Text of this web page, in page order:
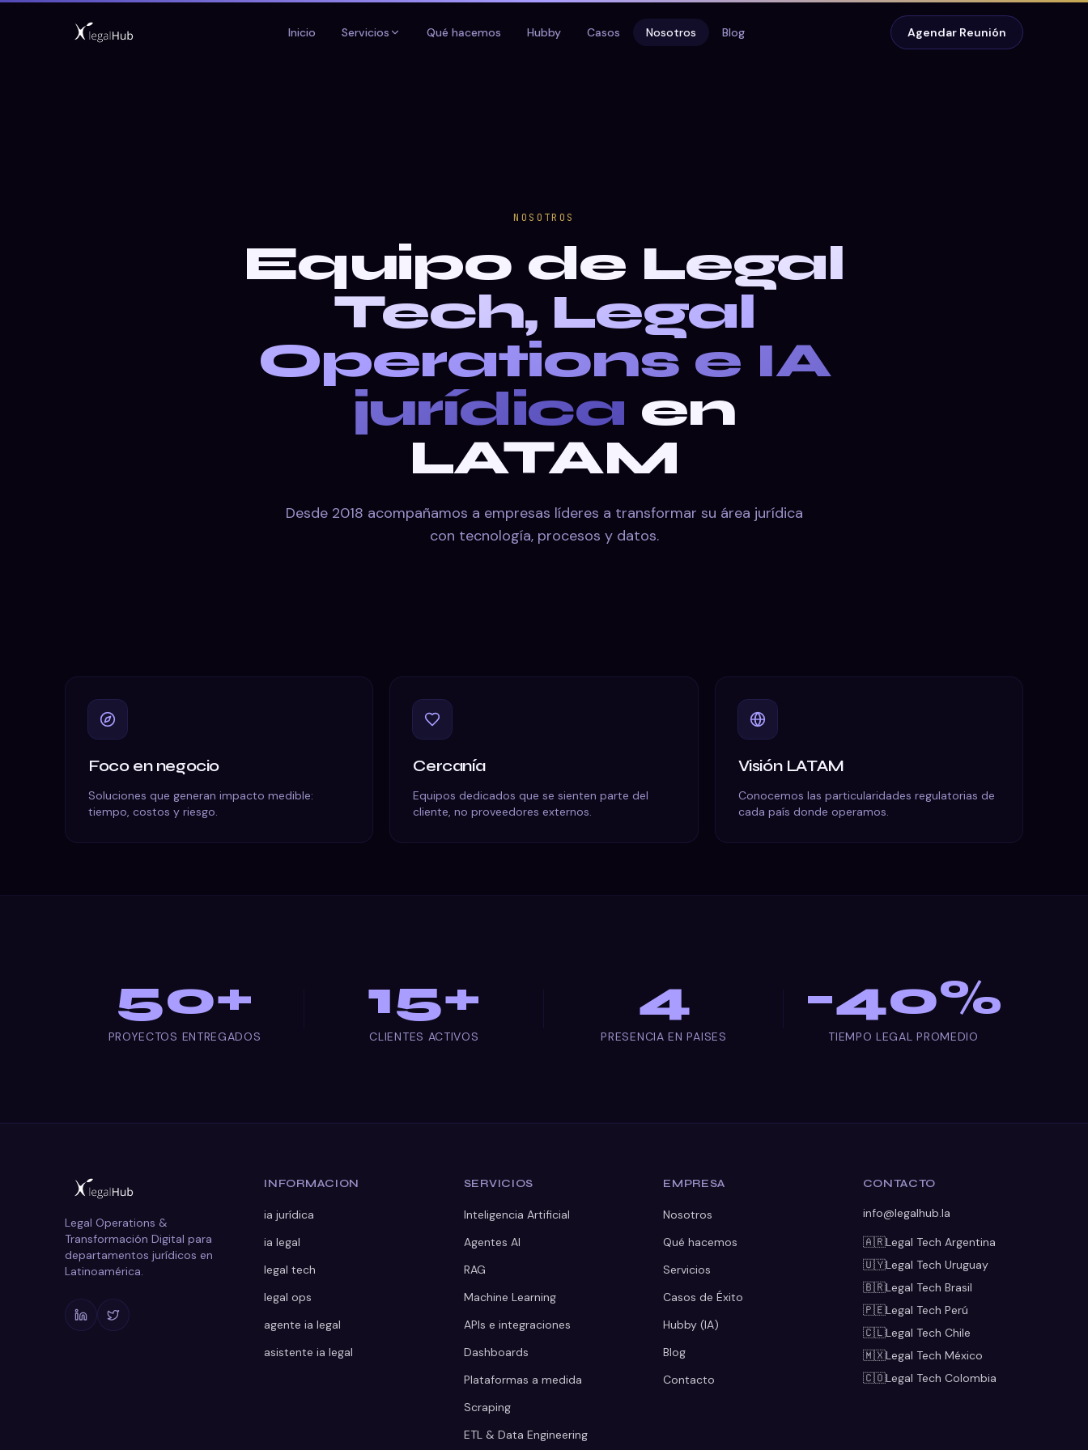
Inicio Servicios Qué hacemos Hubby Casos Nosotros Blog Agendar Reunión
NOSOTROS
Equipo de Legal
Tech, Legal
Operations e IA
jurídica en
LATAM
Desde 2018 acompañamos a empresas líderes a transformar su área jurídica
con tecnología, procesos y datos.
Foco en negocio
Soluciones que generan impacto medible:
tiempo, costos y riesgo.
Cercanía
Equipos dedicados que se sienten parte del
cliente, no proveedores externos.
Visión LATAM
Conocemos las particularidades regulatorias de
cada país donde operamos.
50+
PROYECTOS ENTREGADOS
15+
CLIENTES ACTIVOS
4
PRESENCIA EN PAISES
−40%
TIEMPO LEGAL PROMEDIO
Legal Operations &
Transformación Digital para
departamentos jurídicos en
Latinoamérica.
INFORMACION
ia jurídica
ia legal
legal tech
legal ops
agente ia legal
asistente ia legal
SERVICIOS
Inteligencia Artificial
Agentes AI
RAG
Machine Learning
APIs e integraciones
Dashboards
Plataformas a medida
Scraping
ETL & Data Engineering
EMPRESA
Nosotros
Qué hacemos
Servicios
Casos de Éxito
Hubby (IA)
Blog
Contacto
CONTACTO
info@legalhub.la
🇦🇷Legal Tech Argentina
🇺🇾Legal Tech Uruguay
🇧🇷Legal Tech Brasil
🇵🇪Legal Tech Perú
🇨🇱Legal Tech Chile
🇲🇽Legal Tech México
🇨🇴Legal Tech Colombia